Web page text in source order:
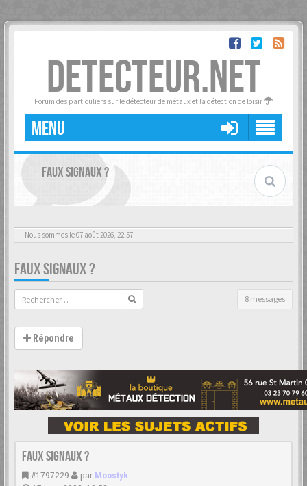
DETECTEUR.NET
Forum des particuliers sur le détecteur de métaux et la détection de loisir
MENU
FAUX SIGNAUX ?
Nous sommes le 07 août 2026, 22:57
FAUX SIGNAUX ?
8 messages
Répondre
Faux signaux ?
#1797229 par Moostyk